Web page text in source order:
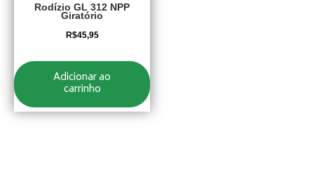
Rodízio GL 312 NPP
Giratório
R$45,95
Adicionar ao
carrinho